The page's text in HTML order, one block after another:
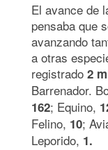
El avance de
pensaba que
avanzando
a otras
registrado 2
Barrenador.
162; Equino,
Felino, 10;
Leporido, 1.